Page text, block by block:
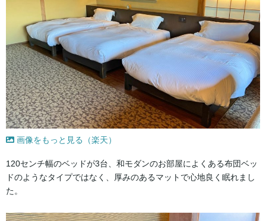
画像をもっと見る（楽天）
120センチ幅のベッドが3台、和モダンのお部屋によくある布団ベッ
ドのようなタイプではなく、厚みのあるマットで心地良く眠れまし
た。